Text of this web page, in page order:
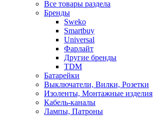
Все товары раздела
Бренды
Sweko
Smartbuy
Universal
Фарлайт
Другие бренды
TDM
Батарейки
Выключатели, Вилки, Розетки
Изоленты, Монтажные изделия
Кабель-каналы
Лампы, Патроны